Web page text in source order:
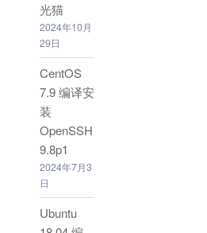
光猫
2024年10月
29日
CentOS
7.9 编译安
装
OpenSSH
9.8p1
2024年7月3
日
Ubuntu